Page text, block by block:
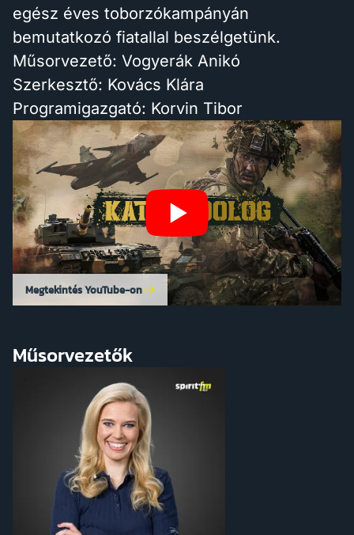
egész éves toborzókampányán
bemutatkozó fiatallal beszélgetünk.
Műsorvezető: Vogyerák Anikó
Szerkesztő: Kovács Klára
Programigazgató: Korvin Tibor
Megtekintés YouTube-on
Műsorvezetők